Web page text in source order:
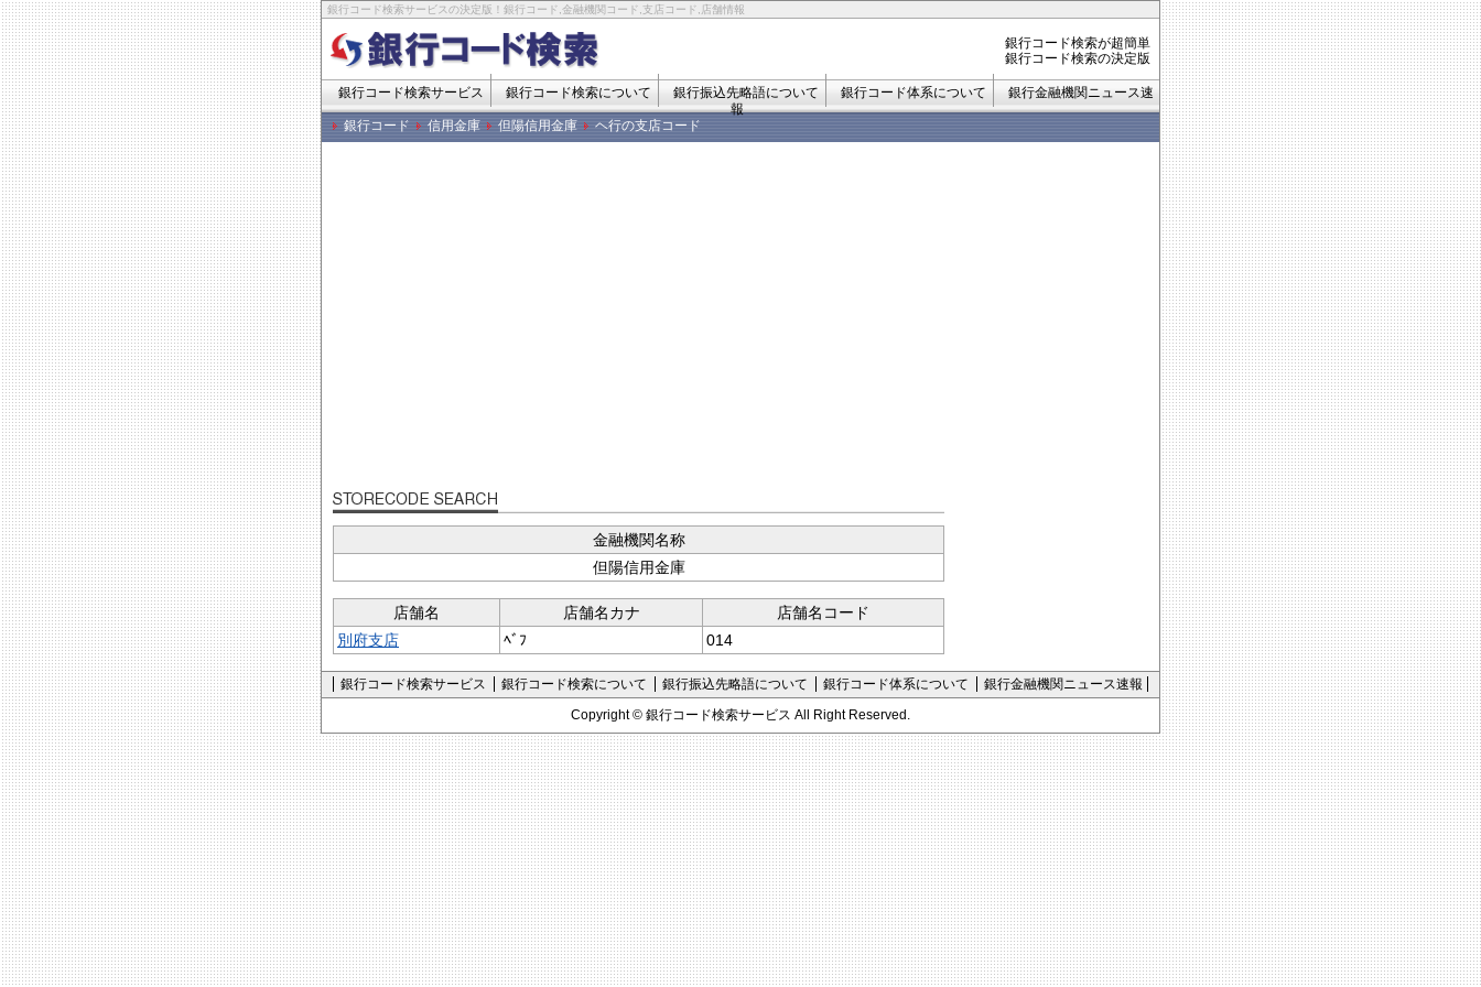
銀行コード検索サービスの決定版！銀行コード,金融機関コード,支店コード,店舗情報
銀行コード検索が超簡単
銀行コード検索の決定版
銀行コード検索サービス 銀行コード検索について 銀行振込先略語について 銀行コード体系について
銀行金融機関ニュース速
報
銀行コード
信用金庫 但陽信用金庫 ヘ行の支店コード
金融機関名称
但陽信用金庫
店舗名 店舗名カナ
店舗名コード
別府支店
ﾍﾞﾌ 014
銀行コード検索サービス 銀行コード検索について 銀行振込先略語について 銀行コード体系について
銀行金融機関ニュース速報
Copyright © 銀行コード検索サービス All Right Reserved.